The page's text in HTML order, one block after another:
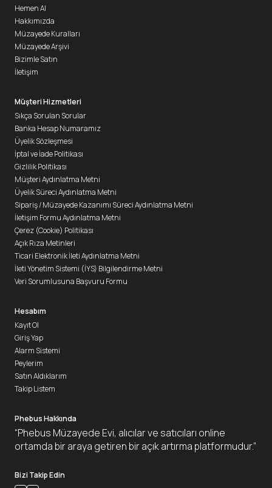
Phebus Hakkında
“Phebus Müzayede Evi, alıcılar ve satıcıları online
ortamda bir araya getiren bir açık artırma platformudur.”
Bizi Takip Edin
Hemen Al
Hakkımızda
Müzayede Kuralları
Müzayede Arşivi
Bizimle Satın
İletişim
Müşteri Hizmetleri
Sıkça Sorulan Sorular
Banka Hesap Numaramız
Üyelik Sözleşmesi
İptal ve İade Politikası
Gizlilik Politikası
Müşteri Aydınlatma Metni
Üyelik Süreci Aydınlatma Metni
Sipariş / Müzayede Kazanımı Süreci Aydınlatma Metni
İletişim Formu Aydınlatma Metni
Çerez (Cookie) Politikası
Açık Rıza Metinleri
Ticari Elektronik İleti Aydınlatma Metni
İleti Yönetim Sistemi (İYS) Bilgilendirme Metni
Veri Sorumlusuna Başvuru Formu
Hesabım
Kayıt Ol
Giriş Yap
Alarm Sistemi
Peylerim
Satın Aldıklarım
Takip Listem